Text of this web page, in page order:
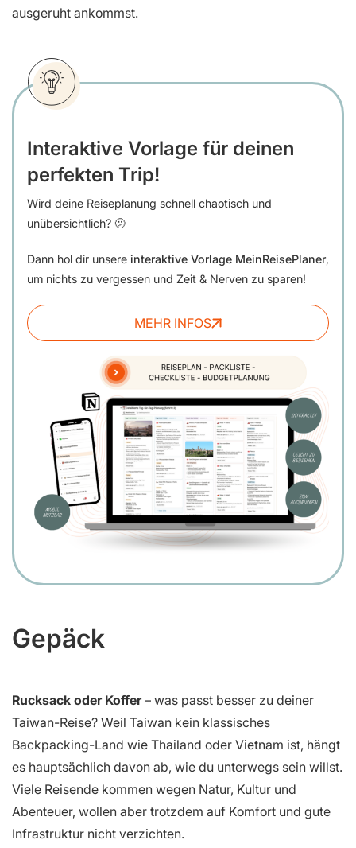
ausgeruht ankommst.
Interaktive Vorlage für deinen
perfekten Trip!
Wird deine Reiseplanung schnell chaotisch und
unübersichtlich? 🫤
Dann hol dir unsere interaktive Vorlage MeinReisePlaner,
um nichts zu vergessen und Zeit & Nerven zu sparen!
MEHR INFOS
Gepäck
Rucksack oder Koffer– was passt besser zu deiner
Taiwan-Reise? Weil Taiwan kein klassisches
Backpacking-Land wie Thailand oder Vietnam ist, hängt
es hauptsächlich davon ab, wie du unterwegs sein willst.
Viele Reisende kommen wegen Natur, Kultur und
Abenteuer, wollen aber trotzdem auf Komfort und gute
Infrastruktur nicht verzichten.